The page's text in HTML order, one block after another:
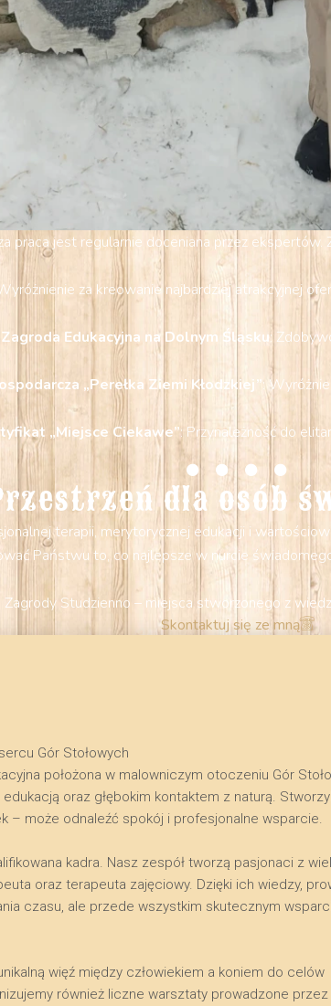
praca jest regularnie doceniana przez ekspertów.
za kreowanie najbardziej atrakcyjnej
Edukacyjna na Dolnym Śląsku:
„Perełka Ziemi Kłodzkiej”:
„Miejsce Ciekawe”: Przynależność do
dla osób
terapii, merytorycznej edukacji i
Państwu to, co najlepsze w nurcie
Zagrody Studzienno – miejsca stworzonego z
Skontaktuj się ze mną
Gór Stołowych
położona w malowniczym otoczeniu Gór
oraz głębokim kontaktem z naturą.
– może odnaleźć spokój i profesjonalne wsparcie.
kadra. Nasz zespół tworzą pasjonaci z
oraz terapeuta zajęciowy. Dzięki ich wiedzy,
czasu, ale przede wszystkim skutecznym
więź między człowiekiem a koniem do celów
również liczne warsztaty prowadzone